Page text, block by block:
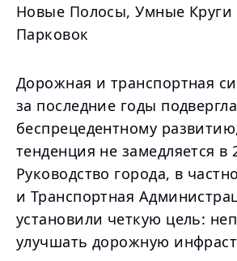
Новые Полосы, Умные
Парковок
Дорожная и транспортная
за последние годы
беспрецедентному
тенденция не замедляется в
Руководство города, в
и Транспортная
установили четкую цель:
улучшать дорожную